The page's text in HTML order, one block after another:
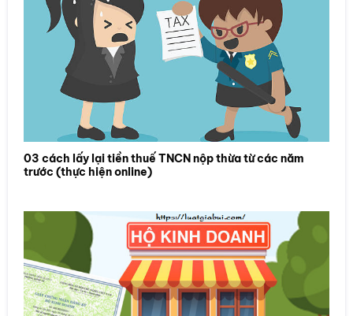
03 cách lấy lại tiền thuế TNCN nộp thừa từ các năm
trước (thực hiện online)